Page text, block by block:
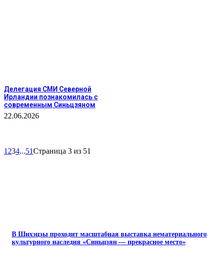
Делегация СМИ Северной
Ирландии познакомилась с
современным Синьцзяном
22.06.2026
1 234...51Страница 3 из 51
В Шихэцзы проходит масштабная выставка нематериального
культурного наследия «Синьцзян — прекрасное место»